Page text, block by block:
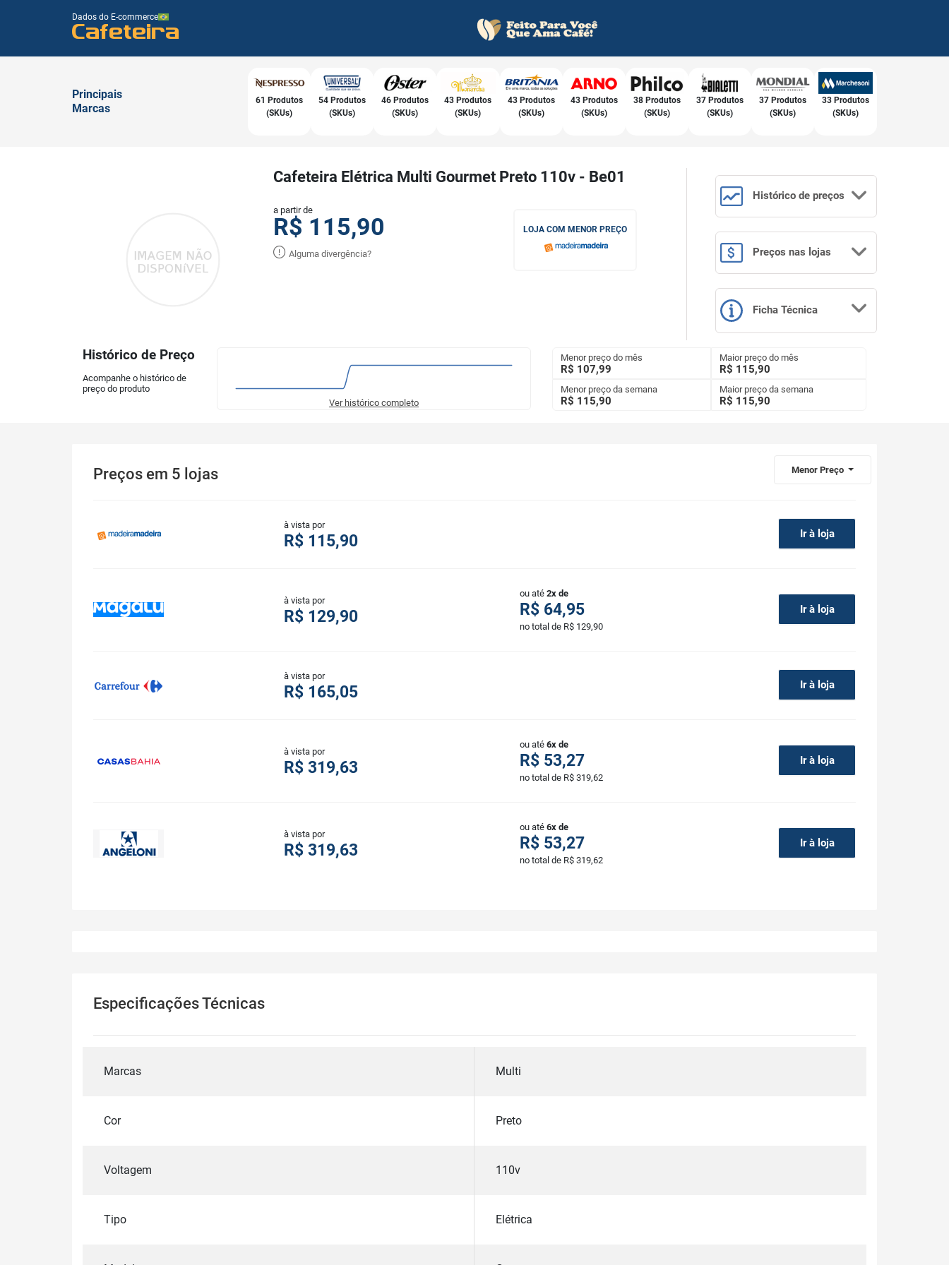
Dados do E-commerce
Cafeteira
Principais
Marcas
61 Produtos
(SKUs)
54 Produtos
(SKUs)
46 Produtos
(SKUs)
43 Produtos
(SKUs)
43 Produtos
(SKUs)
43 Produtos
(SKUs)
38 Produtos
(SKUs)
37 Produtos
(SKUs)
37 Produtos
(SKUs)
33 Produtos
(SKUs)
Cafeteira Elétrica Multi Gourmet Preto 110v - Be01
a partir de
R$ 115,90
Alguma divergência?
LOJA COM MENOR PREÇO
Histórico de preços
Preços nas lojas
Ficha Técnica
Histórico de Preço
Acompanhe o histórico de
preço do produto
Ver histórico completo
Menor preço do mês
R$ 107,99
Maior preço do mês
R$ 115,90
Menor preço da semana
R$ 115,90
Maior preço da semana
R$ 115,90
Preços em 5 lojas Menor Preço
à vista por
R$ 115,90 Ir à loja
à vista por
R$ 129,90
ou até 2x de
R$ 64,95
no total de R$ 129,90
Ir à loja
à vista por
R$ 165,05 Ir à loja
à vista por
R$ 319,63
ou até 6x de
R$ 53,27
no total de R$ 319,62
Ir à loja
à vista por
R$ 319,63
ou até 6x de
R$ 53,27
no total de R$ 319,62
Ir à loja
Especificações Técnicas
Marcas Multi
Cor Preto
Voltagem 110v
Tipo Elétrica